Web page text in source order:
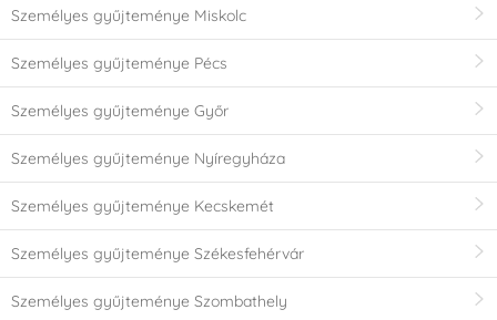
Személyes gyűjteménye Miskolc
Személyes gyűjteménye Pécs
Személyes gyűjteménye Győr
Személyes gyűjteménye Nyíregyháza
Személyes gyűjteménye Kecskemét
Személyes gyűjteménye Székesfehérvár
Személyes gyűjteménye Szombathely